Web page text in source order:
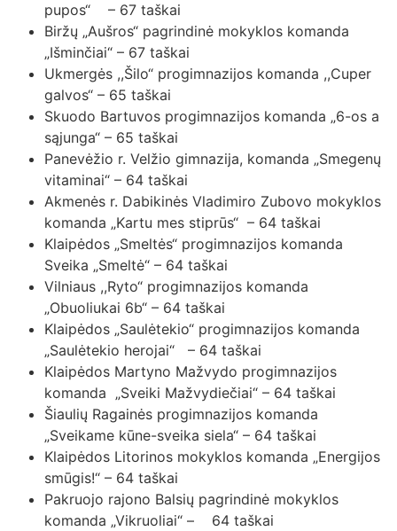
pupos“ – 67 taškai
Biržų „Aušros“ pagrindinė mokyklos komanda
„Išminčiai“ – 67 taškai
Ukmergės ,,Šilo“ progimnazijos komanda ,,Cuper
galvos“ – 65 taškai
Skuodo Bartuvos progimnazijos komanda „6-os a
sąjunga“ – 65 taškai
Panevėžio r. Velžio gimnazija, komanda „Smegenų
vitaminai“ – 64 taškai
Akmenės r. Dabikinės Vladimiro Zubovo mokyklos
komanda „Kartu mes stiprūs“ – 64 taškai
Klaipėdos „Smeltės“ progimnazijos komanda
Sveika „Smeltė“ – 64 taškai
Vilniaus ,,Ryto“ progimnazijos komanda
„Obuoliukai 6b“ – 64 taškai
Klaipėdos „Saulėtekio“ progimnazijos komanda
„Saulėtekio herojai“ – 64 taškai
Klaipėdos Martyno Mažvydo progimnazijos
komanda „Sveiki Mažvydiečiai“ – 64 taškai
Šiaulių Ragainės progimnazijos komanda
„Sveikame kūne-sveika siela“ – 64 taškai
Klaipėdos Litorinos mokyklos komanda „Energijos
smūgis!“ – 64 taškai
Pakruojo rajono Balsių pagrindinė mokyklos
komanda „Vikruoliai“ – 64 taškai